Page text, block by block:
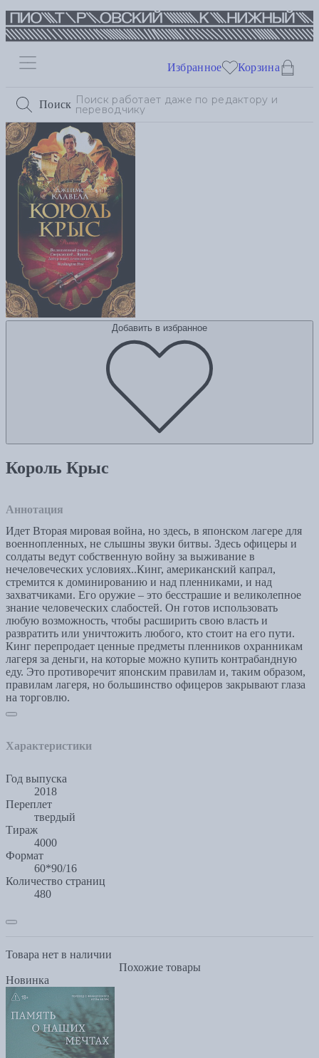
Поиск
Избранное Корзина
Добавить в избранное
Король Крыс
Аннотация
Идет Вторая мировая война, но здесь, в японском лагере для
военнопленных, не слышны звуки битвы. Здесь офицеры и
солдаты ведут собственную войну за выживание в
нечеловеческих условиях..Кинг, американский капрал,
стремится к доминированию и над пленниками, и над
захватчиками. Его оружие – это бесстрашие и великолепное
знание человеческих слабостей. Он готов использовать
любую возможность, чтобы расширить свою власть и
развратить или уничтожить любого, кто стоит на его пути.
Кинг перепродает ценные предметы пленников охранникам
лагеря за деньги, на которые можно купить контрабандную
еду. Это противоречит японским правилам и, таким образом,
правилам лагеря, но большинство офицеров закрывают глаза
на торговлю.
Характеристики
Год выпуска
2018
Переплет
твердый
Тираж
4000
Формат
60*90/16
Количество страниц
480
Товара нет в наличии
Похожие товары
Новинка